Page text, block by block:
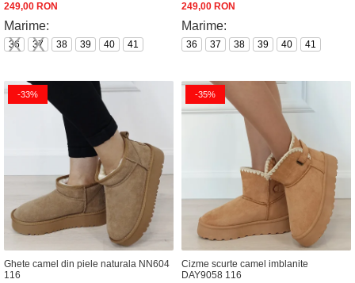
249,00 RON
Marime:
36 37 38 39 40 41
249,00 RON
Marime:
36 37 38 39 40 41
-33%
Ghete camel din piele naturala NN604
116
-35%
Cizme scurte camel imblanite
DAY9058 116